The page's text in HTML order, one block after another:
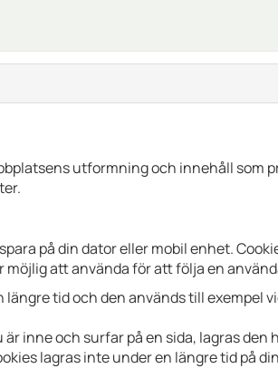
utformning och innehåll som
på din dator eller mobil enhet.
att använda för att följa en
tid och den används till exempel
inne och surfar på en sida, lagras
lagras inte under en längre tid på